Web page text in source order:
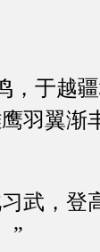
于越疆
羽翼渐
，登
”